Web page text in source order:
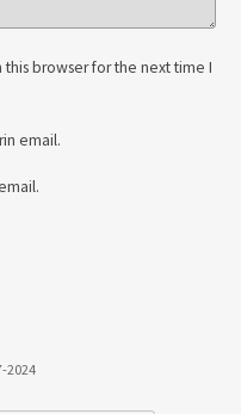
browser for the next time I
email.
2024